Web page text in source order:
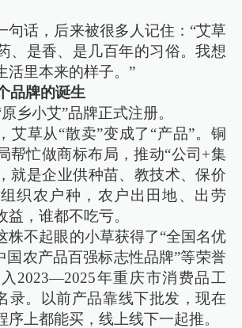
句话，后来被很多人记住：“艾草
、是香、是几百年的习俗。我想
活里本来的样子。”
品牌的诞生
乡小艾”品牌正式注册。
艾草从“散卖”变成了“产品”。铜
帮忙做商标布局，推动“公司+集
就是企业供种苗、教技术、保价
织农户种，农户出田地、出劳
益，谁都不吃亏。
株不起眼的小草获得了“全国名优
国农产品百强标志性品牌”等荣誉
2023—2025年重庆市消费品工
录。以前产品靠线下批发，现在
序上都能买，线上线下一起推。